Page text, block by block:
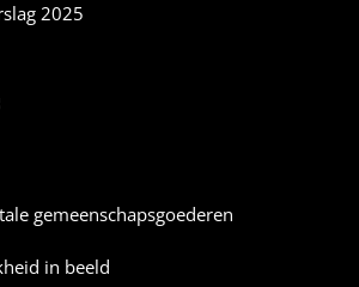
2025
gemeenschapsgoederen
in beeld